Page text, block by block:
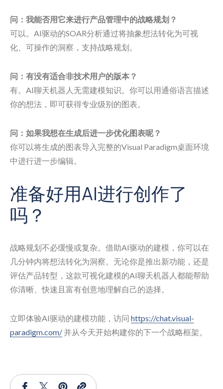
问：我能否用它来进行产品管理中的战略规划？
可以。AI驱动的SOAR分析通过将抽象想法转化为可视
化、可操作的洞察，支持战略规划。
问：有没有适合非技术用户的版本？
有。AI聊天机器人无需建模知识。你可以用通俗语言描述
你的想法，即可获得专业级别的图表。
问：如果我想在生成后进一步优化图表呢？
你可以将生成的图表导入完整的Visual Paradigm桌面环境
中进行进一步编辑。
准备好用AI进行创作了
吗？
战略规划不必缓慢或复杂。借助AI驱动的建模，你可以在
几分钟内将想法转化为洞察。无论你是推出新功能，还是
评估产品转型，这款可视化建模的AI聊天机器人都能帮助
你清晰、快速且富有创意地理解自己的选择。
立即体验AI驱动的建模功能，访问 https://chat.visual-
paradigm.com/ 并从今天开始构建你的下一个战略框架。